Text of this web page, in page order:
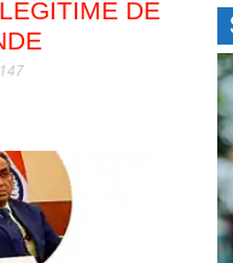
DE
147